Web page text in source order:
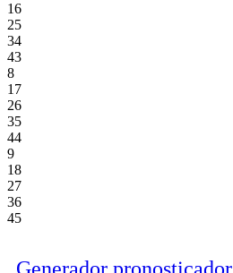
16
25
34
43
8
17
26
35
44
9
18
27
36
45
Generador pronosticador